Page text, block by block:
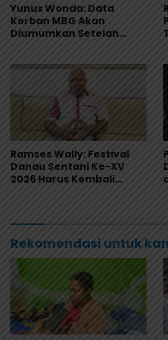
Yunus Wonda: Data
Korban MBG Akan
Diumumkan Setelah
Ramses Wally: Festival
Danau Sentani Ke-XV
2026 Harus Kembali
Rekomendasi untuk